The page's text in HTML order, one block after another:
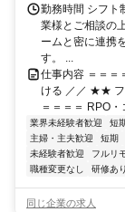
勤務時間 シフト
業様とご相談の
ームと密に連携
す。 ...
仕事内容 ＝＝＝
ける ／／ ★★ フ
＝＝＝＝ RPO
業界未経験者歓迎 短
主婦・主夫歓迎
短期
未経験者歓迎
フルリ
職種変更なし
研修あり
同じ企業の求人